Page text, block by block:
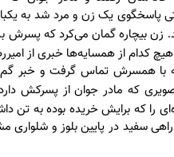
پاسخگوی یک زن و مرد شد به
. زن بیچاره گمان می‌کرد که پسرش
هیچ کدام از همسایه‌ها خبری از
با همسرش تماس گرفت و خبر
که مادر جوان از پسرکش
را که برایش خریده بوده به تن
راهی سفید در پایین بلوز و شلواری